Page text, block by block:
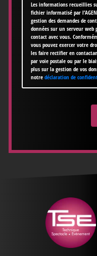
Les informations recueillies
fichier informatisé par
gestion des demandes de
données sur un serveur web
contact avec vous.
vous pouvez exercer votre
les faire rectifier en
par voie postale ou par le
plus sur la gestion de vos
notre déclaration de